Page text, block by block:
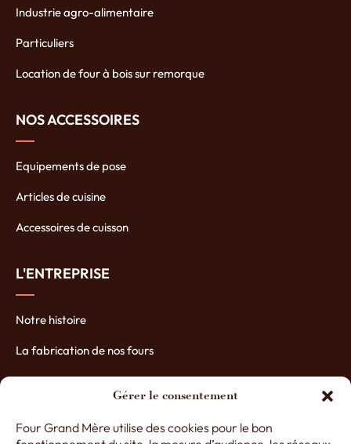
Gérer le consentement
Four Grand Mère utilise des cookies pour le bon
Industrie agro-alimentaire
Particuliers
Location de four à bois sur remorque
NOS ACCESSOIRES
Equipements de pose
Articles de cuisine
Accessoires de cuisson
L'ENTREPRISE
Notre histoire
La fabrication de nos fours
Les atouts de nos fours